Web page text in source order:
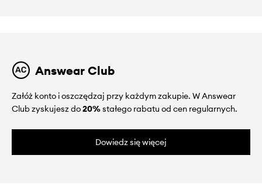
Answear Club
Załóż konto i oszczędzaj przy każdym zakupie. W Answear
Club zyskujesz do20%stałego rabatu od cen regularnych.
Dowiedz się więcej